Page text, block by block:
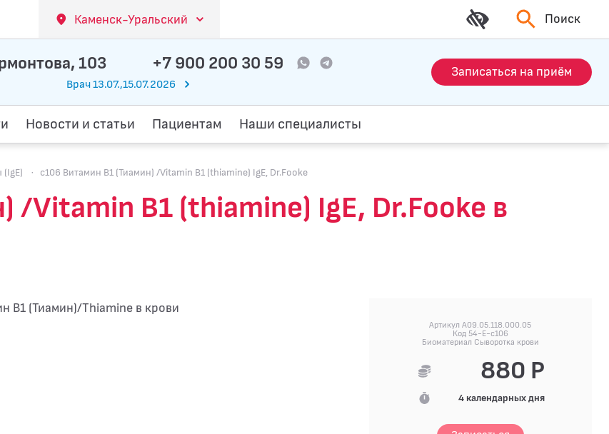
Каменск-Уральский Поиск
103 +7 900 200 30 59
Врач 13.07.,15.07.2026
Записаться на приём
Новости и статьи Пациентам Наши специалисты
· c106 Витамин В1 (Тиамин) /Vitamin B1 (thiamine) IgE, Dr.Fooke
/Vitamin B1 (thiamine) IgE, Dr.Fooke в
В1 (Тиамин)/Thiamine в крови
Артикул A09.05.118.000.05
Код 54-E-c106
Биоматериал Сыворотка крови
880 Р
4 календарных дня